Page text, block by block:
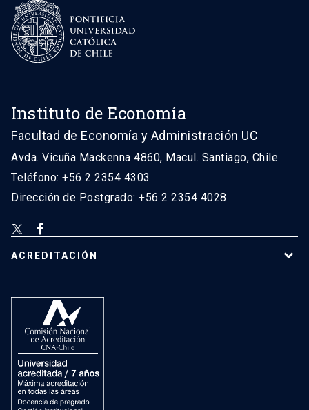
Instituto de Economía
Facultad de Economía y Administración UC
Avda. Vicuña Mackenna 4860, Macul. Santiago, Chile
Teléfono: +56 2 2354 4303
Dirección de Postgrado: +56 2 2354 4028
ACREDITACIÓN